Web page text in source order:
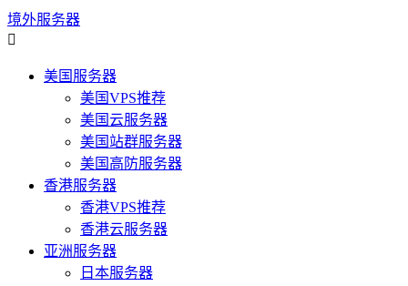
境外服务器

美国服务器
美国VPS推荐
美国云服务器
美国站群服务器
美国高防服务器
香港服务器
香港VPS推荐
香港云服务器
亚洲服务器
日本服务器